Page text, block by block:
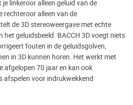
linkeroor alleen geluid van de
rechteroor alleen van de
de 3D stereoweergave met echte
het geluidsbeeld. BACCH 3D voegt niets
fouten in de geluidsgolven,
in 3D kunnen horen. Het werkt met
afgelopen 70 jaar en kan ook
afspelen voor indrukwekkend